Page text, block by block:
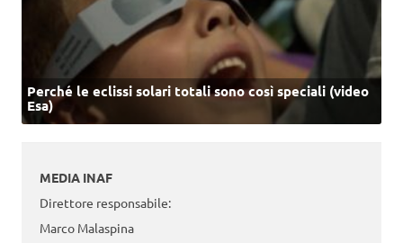
Perché le eclissi solari totali sono così speciali (video
Esa)
MEDIA INAF
Direttore responsabile:
Marco Malaspina